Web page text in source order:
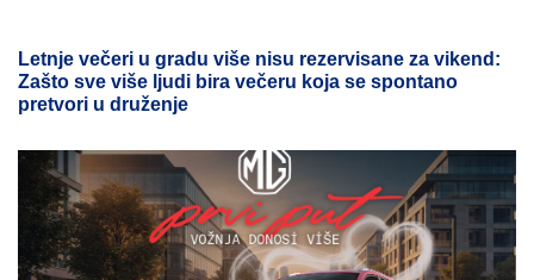
Letnje večeri u gradu više nisu rezervisane za vikend:
Zašto sve više ljudi bira večeru koja se spontano
pretvori u druženje